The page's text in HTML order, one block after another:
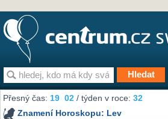
Přesný čas:19 02 / týden v roce:32
Znamení Horoskopu: Lev